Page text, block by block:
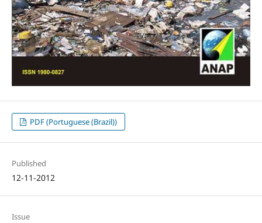
PDF (Portuguese (Brazil))
Published
12-11-2012
Issue